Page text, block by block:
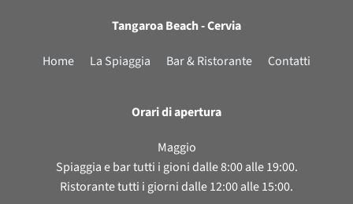
Tangaroa Beach - Cervia
Home La Spiaggia Bar & Ristorante Contatti
Orari di apertura
Maggio
Spiaggia e bar tutti i gioni dalle 8:00 alle 19:00.
Ristorante tutti i giorni dalle 12:00 alle 15:00.